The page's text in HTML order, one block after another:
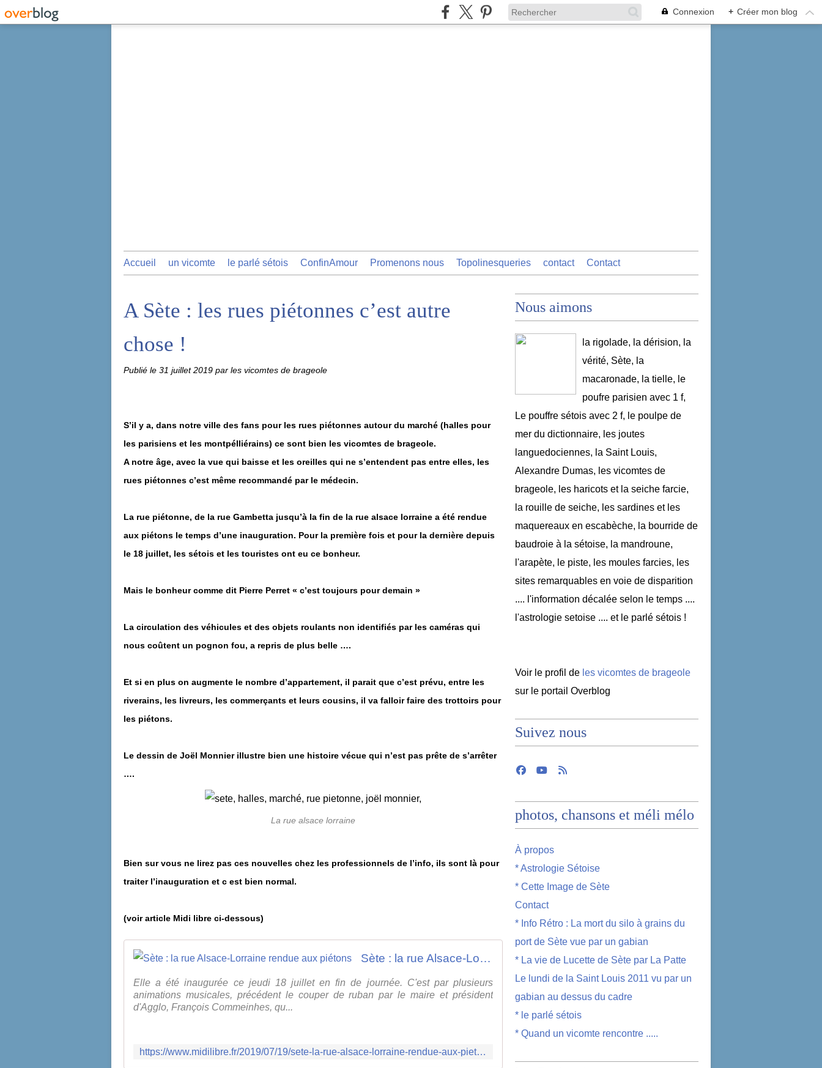
Connexion + Créer mon blog
Accueil un vicomte le parlé sétois ConfinAmour Promenons nous Topolinesqueries contact Contact
A Sète : les rues piétonnes c’est autre
chose !
Publié le 31 juillet 2019 par les vicomtes de brageole
S’il y a, dans notre ville des fans pour les rues piétonnes autour du marché (halles pour
les parisiens et les montpélliérains) ce sont bien les vicomtes de brageole.
A notre âge, avec la vue qui baisse et les oreilles qui ne s’entendent pas entre elles, les
rues piétonnes c’est même recommandé par le médecin.
La rue piétonne, de la rue Gambetta jusqu’à la fin de la rue alsace lorraine a été rendue
aux piétons le temps d’une inauguration. Pour la première fois et pour la dernière depuis
le 18 juillet, les sétois et les touristes ont eu ce bonheur.
Mais le bonheur comme dit Pierre Perret « c’est toujours pour demain »
La circulation des véhicules et des objets roulants non identifiés par les caméras qui
nous coûtent un pognon fou, a repris de plus belle ….
Et si en plus on augmente le nombre d’appartement, il parait que c’est prévu, entre les
riverains, les livreurs, les commerçants et leurs cousins, il va falloir faire des trottoirs pour
les piétons.
Le dessin de Joël Monnier illustre bien une histoire vécue qui n’est pas prête de s’arrêter
….
La rue alsace lorraine
Bien sur vous ne lirez pas ces nouvelles chez les professionnels de l’info, ils sont là pour
traiter l’inauguration et c est bien normal.
(voir article Midi libre ci-dessous)
Sète : la rue Alsace-Lorraine rendue aux piétons
Elle a été inaugurée ce jeudi 18 juillet en fin de journée. C'est par plusieurs
animations musicales, précédent le couper de ruban par le maire et président
d'Agglo, François Commeinhes, qu...
https://www.midilibre.fr/2019/07/19/sete-la-rue-alsace-lorraine-rendue-aux-pietons,8320060.php
Nous aimons
la rigolade, la dérision, la
vérité, Sète, la
macaronade, la tielle, le
poufre parisien avec 1 f,
Le pouffre sétois avec 2 f, le poulpe de
mer du dictionnaire, les joutes
languedociennes, la Saint Louis,
Alexandre Dumas, les vicomtes de
brageole, les haricots et la seiche farcie,
la rouille de seiche, les sardines et les
maquereaux en escabèche, la bourride de
baudroie à la sétoise, la mandroune,
l'arapète, le piste, les moules farcies, les
sites remarquables en voie de disparition
.... l'information décalée selon le temps ....
l'astrologie setoise .... et le parlé sétois !
Voir le profil de les vicomtes de brageole
sur le portail Overblog
Suivez nous
photos, chansons et méli mélo
À propos
* Astrologie Sétoise
* Cette Image de Sète
Contact
* Info Rétro : La mort du silo à grains du
port de Sète vue par un gabian
* La vie de Lucette de Sète par La Patte
Le lundi de la Saint Louis 2011 vu par un
gabian au dessus du cadre
* le parlé sétois
* Quand un vicomte rencontre .....